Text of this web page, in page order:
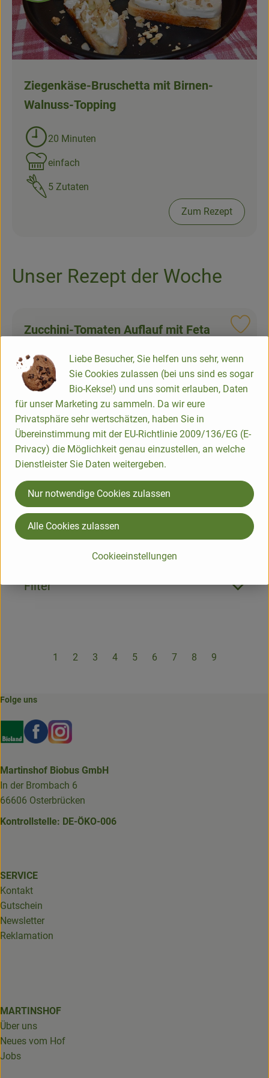
Obst & Gemüse
Kühltheke
Backwaren
Naturwaren
Getränke
Gutscheine & Geschenkideen
Newsletter
Ziegenkäse-Bruschetta mit Birnen-
Walnuss-Topping
Zubreitungszeit:
20 Minuten
Schwierigkeit:
einfach
5 Zutaten
Zum Rezept
Unser Rezept der Woche
Zucchini-Tomaten Auflauf mit Feta
Zubreitungszeit:
Schwierigkeit:
einfach
Zum Rezept
Appetit auf etwas
Bestimmtes?
Filter
1 2 3 4 5 6 7 8 9
Folge uns
Externer Link zu https://www.bioland.de/verbraucher
Externer Link zu https://www.facebook.com/
Externer Link zu https://www.instagram.com/
Martinshof Biobus GmbH
In der Brombach 6
66606 Osterbrücken
Kontrollstelle: DE-ÖKO-006
SERVICE
Kontakt
Gutschein
Newsletter
Reklamation
MARTINSHOF
Über uns
Neues vom Hof
Jobs
Liebe Besucher, Sie helfen uns sehr, wenn
Sie Cookies zulassen (bei uns sind es sogar
Bio-Kekse!) und uns somit erlauben, Daten
für unser Marketing zu sammeln. Da wir eure
Privatsphäre sehr wertschätzen, haben Sie in
Übereinstimmung mit der EU-Richtlinie 2009/136/EG (E-
Privacy) die Möglichkeit genau einzustellen, an welche
Dienstleister Sie Daten weitergeben.
Cookieeinstellungen
Nur notwendige Cookies zulassen
Alle Cookies zulassen